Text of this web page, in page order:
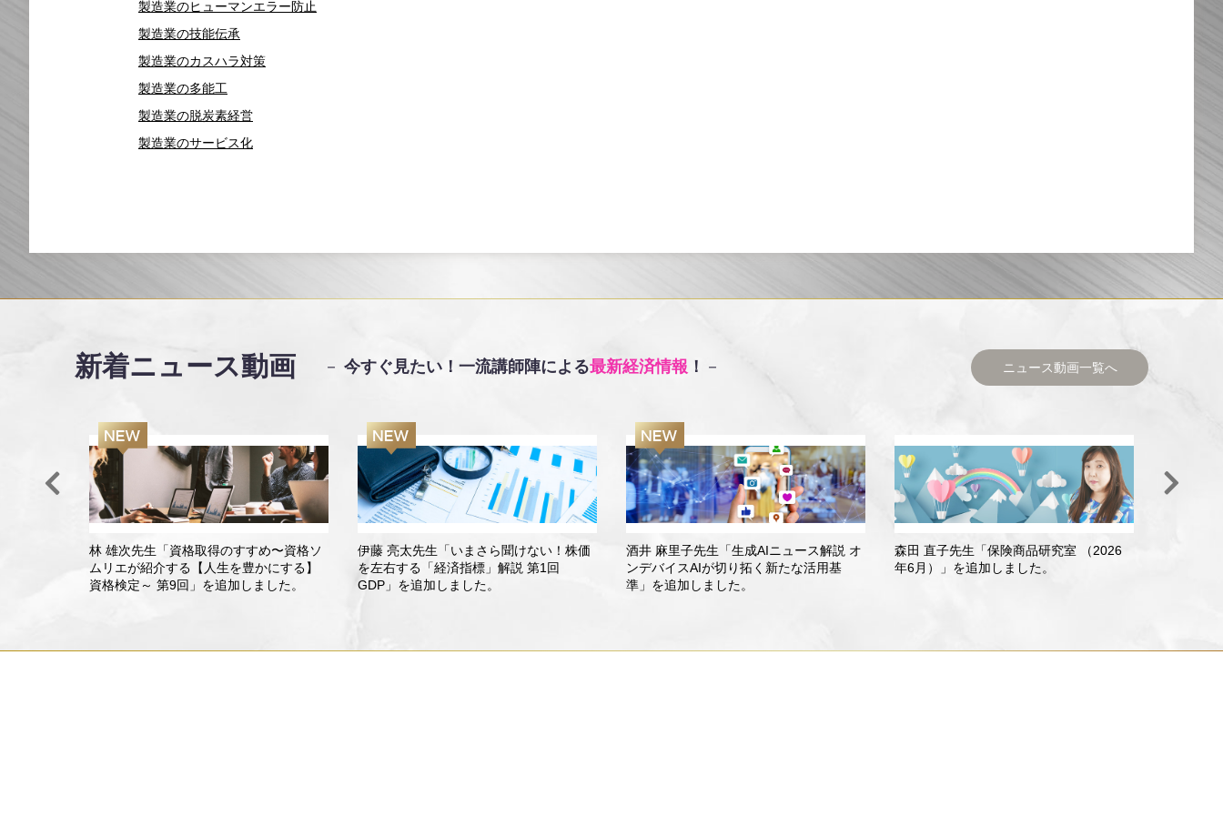
製造業のヒューマンエラー防止
製造業の技能伝承
製造業のカスハラ対策
製造業の多能工
製造業の脱炭素経営
製造業のサービス化
新着ニュース動画 － 今すぐ見たい！ 一流講師陣による最新経済情報 ！ － ニュース動画一覧へ
林 雄次先生「資格取得のすすめ〜資格ソ
ムリエが紹介する【人生を豊かにする】
資格検定～ 第9回」を追加しました。
伊藤 亮太先生「いまさら聞けない！株価
を左右する「経済指標」解説 第1回
GDP」を追加しました。
酒井 麻里子先生「生成AIニュース解説 オ
ンデバイスAIが切り拓く新たな活用基
準」を追加しました。
森田 直子先生「保険商品研究室 （2026
年6月）」を追加しました。